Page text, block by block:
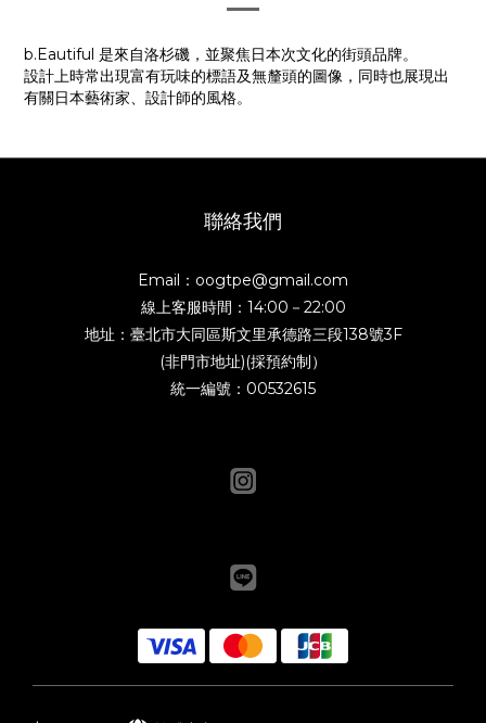
b.Eautiful 是來自洛杉磯，並聚焦日本次文化的街頭品牌。
設計上時常出現富有玩味的標語及無釐頭的圖像，同時也展現出
有關日本藝術家、設計師的風格。
聯絡我們
Email：oogtpe@gmail.com
線上客服時間：14:00－22:00
地址：臺北市大同區斯文里承德路三段138號3F
(非門市地址)(採預約制）
統一編號：00532615